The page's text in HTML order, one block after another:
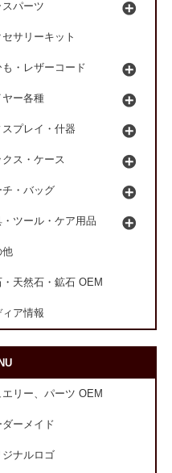
スパーツ
セサリーキット
も・レザーコード
ヤー各種
スプレイ・什器
クス・ケース
チ・バッグ
・ツール・ケア用品
他
・天然石・鉱石 OEM
ィア情報
エリー、パーツ OEM
ダーメイド
ジナルロゴ